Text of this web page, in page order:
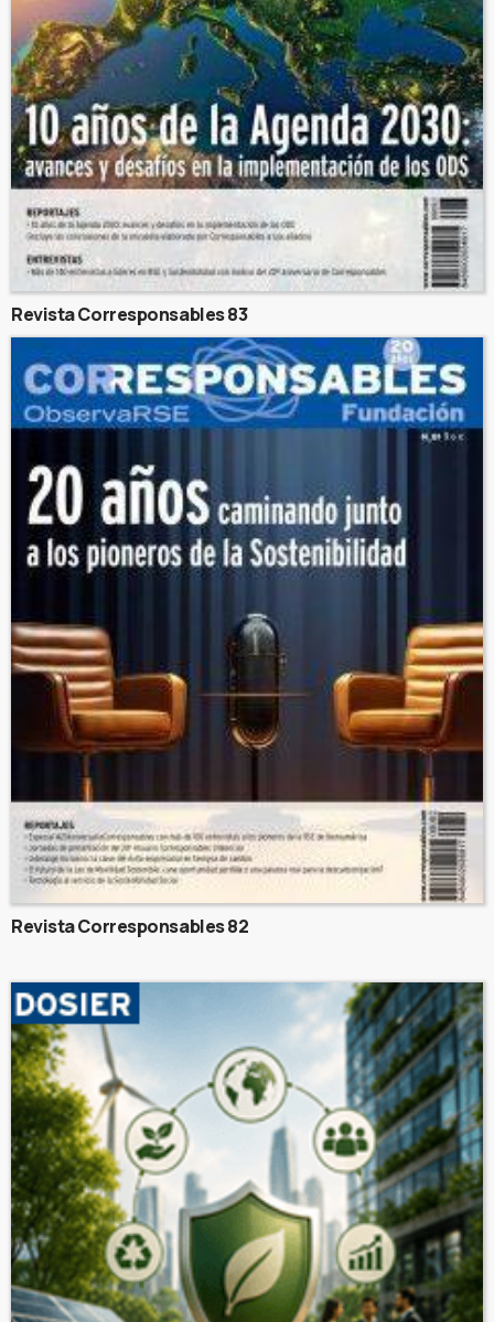
Revista Corresponsables 83
Revista Corresponsables 82